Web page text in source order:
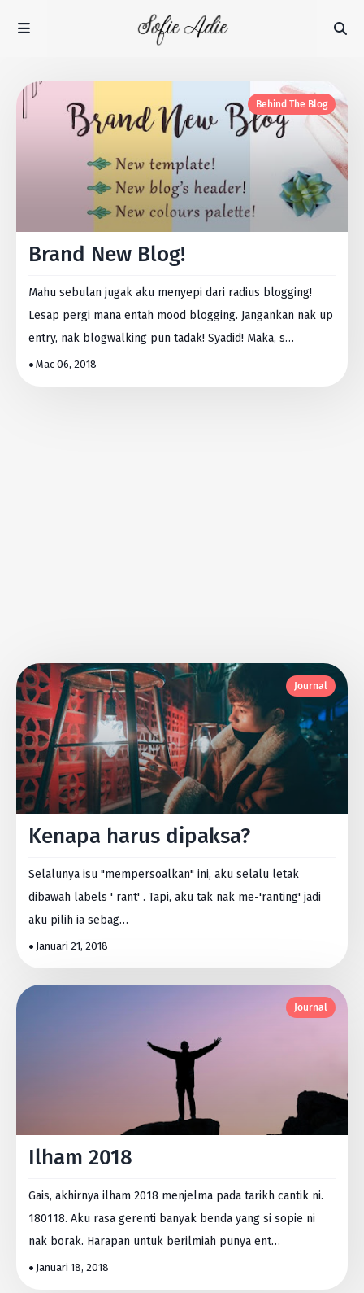
Behind The Blog
Brand New Blog!
Mahu sebulan jugak aku menyepi dari radius blogging!
Lesap pergi mana entah mood blogging. Jangankan nak up
entry, nak blogwalking pun tadak! Syadid! Maka, s…
Mac 06, 2018
Journal
Kenapa harus dipaksa?
Selalunya isu "mempersoalkan" ini, aku selalu letak
dibawah labels ' rant' . Tapi, aku tak nak me-'ranting' jadi
aku pilih ia sebag…
Januari 21, 2018
Journal
Ilham 2018
Gais, akhirnya ilham 2018 menjelma pada tarikh cantik ni.
180118. Aku rasa gerenti banyak benda yang si sopie ni
nak borak. Harapan untuk berilmiah punya ent…
Januari 18, 2018